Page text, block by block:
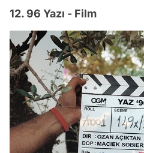
12. 96 Yazı - Film